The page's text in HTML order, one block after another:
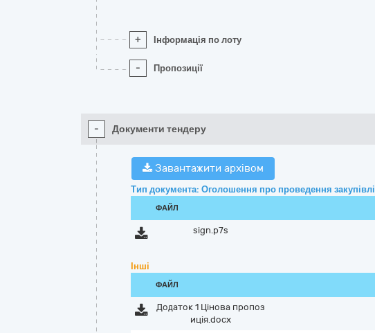
+ Інформація по лоту
- Пропозиції
- Документи тендеру
Завантажити архівом
Тип документа: Оголошення про проведення закупівлі
ФАЙЛ
sign.p7s
Інші
ФАЙЛ
Додаток 1 Цінова пропоз
иція.docx